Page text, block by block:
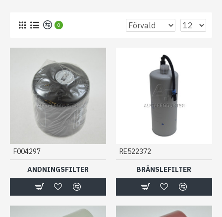
0
F004297
ANDNINGSFILTER
RE522372
BRÄNSLEFILTER